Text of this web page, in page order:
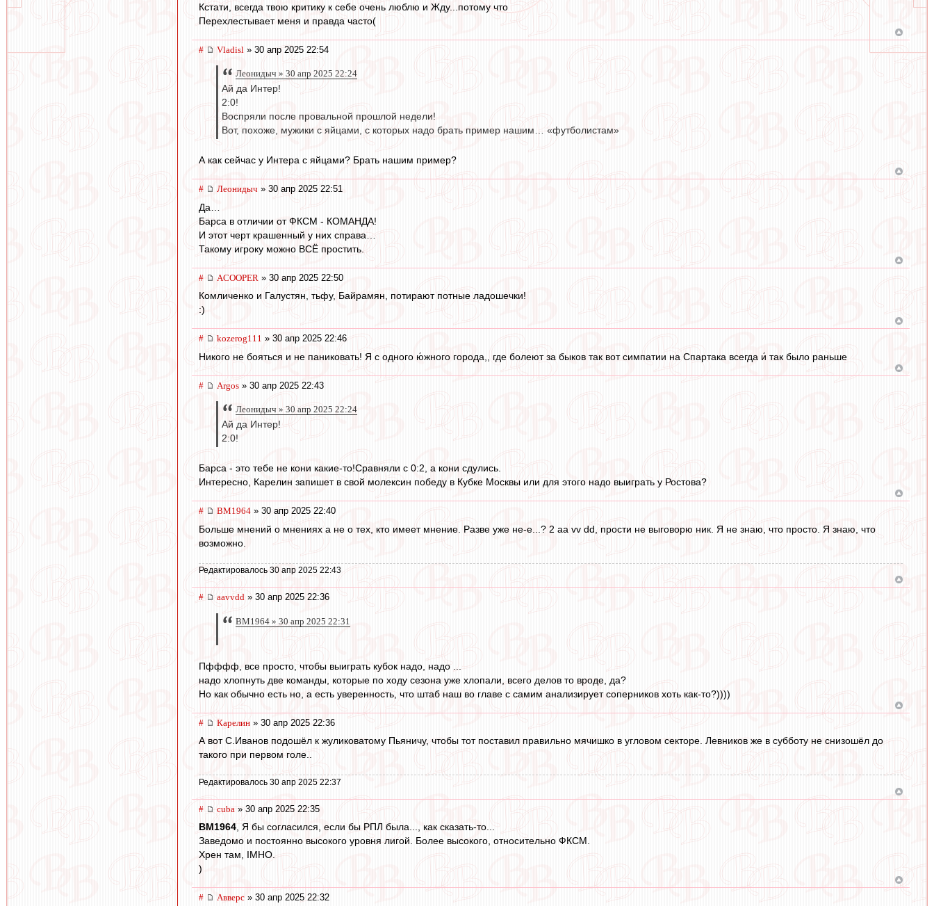
Кстати, всегда твою критику к себе очень люблю и Жду...потому что
Перехлестывает меня и правда часто(
# Vladisl » 30 апр 2025 22:54
Леонидыч » 30 апр 2025 22:24
Ай да Интер!
2:0!
Воспряли после провальной прошлой недели!
Вот, похоже, мужики с яйцами, с которых надо брать пример нашим… «футболистам»
А как сейчас у Интера с яйцами? Брать нашим пример?
# Леонидыч » 30 апр 2025 22:51
Да…
Барса в отличии от ФКСМ - КОМАНДА!
И этот черт крашенный у них справа…
Такому игроку можно ВСЁ простить.
# ACOOPER » 30 апр 2025 22:50
Комличенко и Галустян, тьфу, Байрамян, потирают потные ладошечки!
:)
# kozerog111 » 30 апр 2025 22:46
Никого не бояться и не паниковать! Я с одного ю́жного города,, где болеют за быков так вот симпатии на Спартака всегда и́ так было раньше
# Argos » 30 апр 2025 22:43
Леонидыч » 30 апр 2025 22:24
Ай да Интер!
2:0!
Барса - это тебе не кони какие-то!Сравняли с 0:2, а кони сдулись.
Интересно, Карелин запишет в свой молексин победу в Кубке Москвы или для этого надо выиграть у Ростова?
# BM1964 » 30 апр 2025 22:40
Больше мнений о мнениях а не о тех, кто имеет мнение. Разве уже не-е...? 2 аа vv dd, прости не выговорю ник. Я не знаю, что просто. Я знаю, что
возможно.
Редактировалось 30 апр 2025 22:43
# aavvdd » 30 апр 2025 22:36
BM1964 » 30 апр 2025 22:31
Пфффф, все просто, чтобы выиграть кубок надо, надо ...
надо хлопнуть две команды, которые по ходу сезона уже хлопали, всего делов то вроде, да?
Но как обычно есть но, а есть уверенность, что штаб наш во главе с самим анализирует соперников хоть как-то?))))
# Карелин » 30 апр 2025 22:36
А вот С.Иванов подошёл к жуликоватому Пьяничу, чтобы тот поставил правильно мячишко в угловом секторе. Левников же в субботу не снизошёл до
такого при первом голе..
Редактировалось 30 апр 2025 22:37
# cuba » 30 апр 2025 22:35
BM1964, Я бы согласился, если бы РПЛ была..., как сказать-то...
Заведомо и постоянно высокого уровня лигой. Более высокого, относительно ФКСМ.
Хрен там, IMHO.
)
# Авверс » 30 апр 2025 22:32